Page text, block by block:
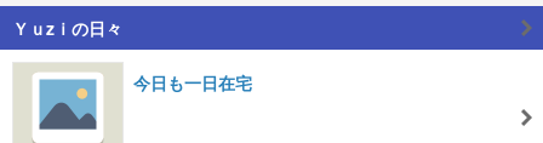
Ｙｕzｉの日々
今日も一日在宅